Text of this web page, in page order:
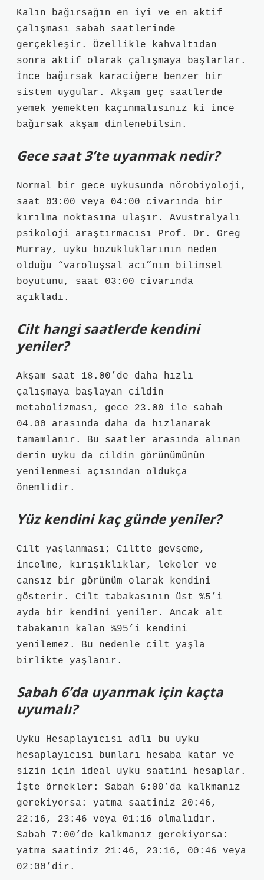
Kalın bağırsağın en iyi ve en aktif
çalışması sabah saatlerinde
gerçekleşir. Özellikle kahvaltıdan
sonra aktif olarak çalışmaya başlarlar.
İnce bağırsak karaciğere benzer bir
sistem uygular. Akşam geç saatlerde
yemek yemekten kaçınmalısınız ki ince
bağırsak akşam dinlenebilsin.
Gece saat 3’te uyanmak nedir?
Normal bir gece uykusunda nörobiyoloji,
saat 03:00 veya 04:00 civarında bir
kırılma noktasına ulaşır. Avustralyalı
psikoloji araştırmacısı Prof. Dr. Greg
Murray, uyku bozukluklarının neden
olduğu “varoluşsal acı”nın bilimsel
boyutunu, saat 03:00 civarında
açıkladı.
Cilt hangi saatlerde kendini
yeniler?
Akşam saat 18.00’de daha hızlı
çalışmaya başlayan cildin
metabolizması, gece 23.00 ile sabah
04.00 arasında daha da hızlanarak
tamamlanır. Bu saatler arasında alınan
derin uyku da cildin görünümünün
yenilenmesi açısından oldukça
önemlidir.
Yüz kendini kaç günde yeniler?
Cilt yaşlanması; Ciltte gevşeme,
incelme, kırışıklıklar, lekeler ve
cansız bir görünüm olarak kendini
gösterir. Cilt tabakasının üst %5’i
ayda bir kendini yeniler. Ancak alt
tabakanın kalan %95’i kendini
yenilemez. Bu nedenle cilt yaşla
birlikte yaşlanır.
Sabah 6’da uyanmak için kaçta
uyumalı?
Uyku Hesaplayıcısı adlı bu uyku
hesaplayıcısı bunları hesaba katar ve
sizin için ideal uyku saatini hesaplar.
İşte örnekler: Sabah 6:00’da kalkmanız
gerekiyorsa: yatma saatiniz 20:46,
22:16, 23:46 veya 01:16 olmalıdır.
Sabah 7:00’de kalkmanız gerekiyorsa:
yatma saatiniz 21:46, 23:16, 00:46 veya
02:00’dir.